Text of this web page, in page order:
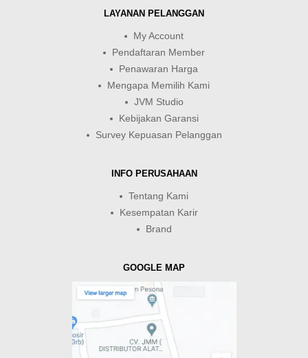
LAYANAN PELANGGAN
My Account
Pendaftaran Member
Penawaran Harga
Mengapa Memilih Kami
JVM Studio
Kebijakan Garansi
Survey Kepuasan Pelanggan
INFO PERUSAHAAN
Tentang Kami
Kesempatan Karir
Brand
GOOGLE MAP